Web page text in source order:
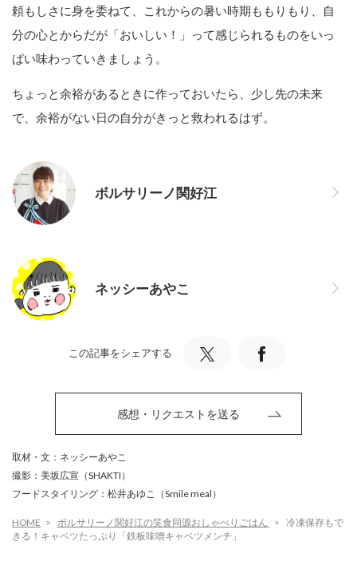
頼もしさに身を委ねて、これからの暑い時期ももりもり、自
分の心とからだが「おいしい！」って感じられるものをいっ
ぱい味わっていきましょう。
ちょっと余裕があるときに作っておいたら、少し先の未来
で、余裕がない日の自分がきっと救われるはず。
ボルサリーノ関好江
ネッシーあやこ
この記事をシェアする
感想・リクエストを送る
取材・文：ネッシーあやこ
撮影：美坂広宣（SHAKTI）
フードスタイリング：松井あゆこ（Smile meal）
HOME ボルサリーノ関好江の笑食同源おしゃべりごはん
冷凍保存もで
きる！キャベツたっぷり「鉄板味噌キャベツメンチ」